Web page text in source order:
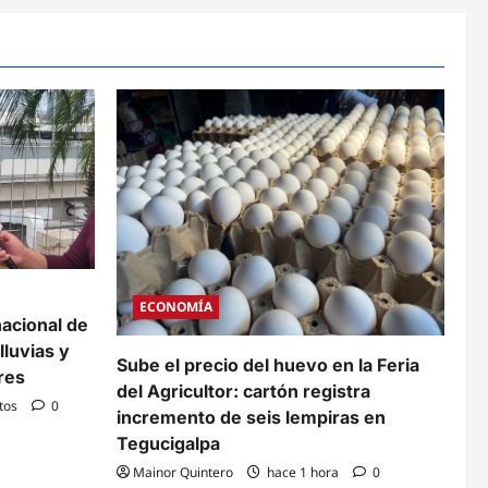
de
y
0
ECONOMÍA
Sube el precio del huevo en la Feria
del Agricultor: cartón registra
incremento de seis lempiras en
Tegucigalpa
Mainor Quintero hace 1 hora 0